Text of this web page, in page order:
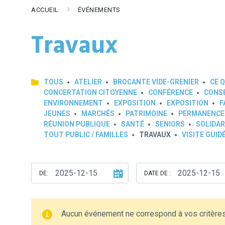
ACCUEIL ÉVÉNEMENTS
Travaux
TOUS ATELIER BROCANTE VIDE-GRENIER CE
CONCERTATION CITOYENNE
CONFÉRENCE
ENVIRONNEMENT
EXPOSITION EXPOSITION
JEUNES
MARCHÉS PATRIMOINE
RÉUNION PUBLIQUE
SANTÉ SENIORS
TOUT PUBLIC / FAMILLES
TRAVAUX VISITE
DE: DATE DE :
Aucun événement ne correspond à vos